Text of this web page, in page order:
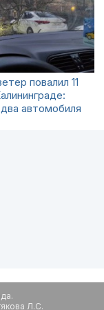
повалил 11
автомобиля
Л.С.